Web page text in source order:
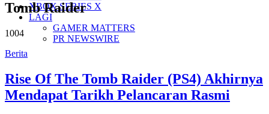
XBOX SERIES X
LAGI
GAMER MATTERS
PR NEWSWIRE
Tomb Raider
1004
Berita
Rise Of The Tomb Raider (PS4) Akhirnya
Mendapat Tarikh Pelancaran Rasmi